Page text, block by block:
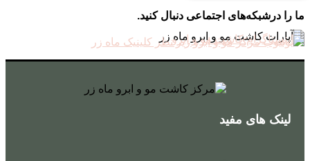
ما را درشبکه‌های اجتماعی دنبال کنید.
لینک های مفید